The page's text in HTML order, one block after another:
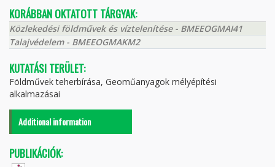
KORÁBBAN OKTATOTT TÁRGYAK:
Közlekedési földművek és víztelenítése - BMEEOGMAI41
Talajvédelem - BMEEOGMAKM2
KUTATÁSI TERÜLET:
Földművek teherbírása, Geoműanyagok mélyépítési
alkalmazásai
Additional information
PUBLIKÁCIÓK: